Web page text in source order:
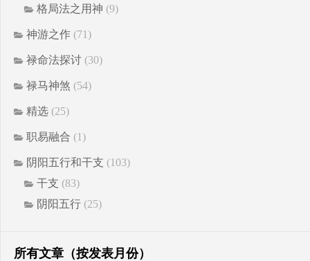
格局法之用神 (9)
神游之作 (71)
禄命法探讨 (30)
禄马神煞 (54)
精选 (25)
职易融合 (1)
阴阳五行和干支 (103)
干支 (83)
阴阳五行 (25)
所有文章（按发表月份）